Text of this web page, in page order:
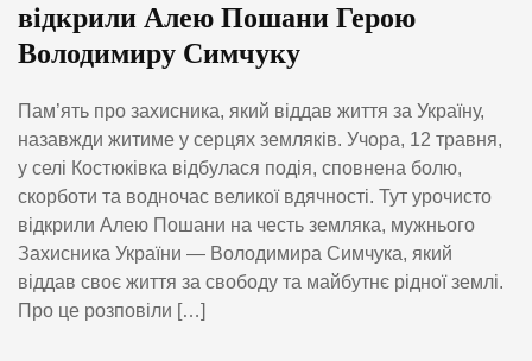
відкрили Алею Пошани Герою
Володимиру Симчуку
Пам’ять про захисника, який віддав життя за Україну,
назавжди житиме у серцях земляків. Учора, 12 травня,
у селі Костюківка відбулася подія, сповнена болю,
скорботи та водночас великої вдячності. Тут урочисто
відкрили Алею Пошани на честь земляка, мужнього
Захисника України — Володимира Симчука, який
віддав своє життя за свободу та майбутнє рідної землі.
Про це розповіли […]